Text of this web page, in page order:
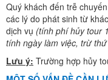
Quý khách đến trễ
các lý do phát sinh từ
dịch vụ (tính phí hủy tour
tính ngày làm việc, trừ
Lưu ý: Trường hợp hủy